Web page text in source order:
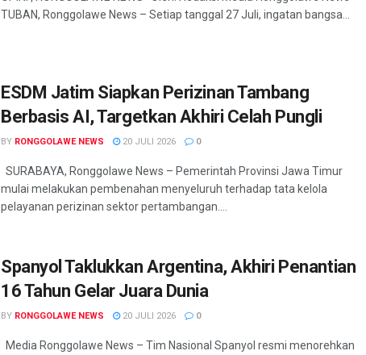
TUBAN, Ronggolawe News – Setiap tanggal 27 Juli, ingatan bangsa...
ESDM Jatim Siapkan Perizinan Tambang
Berbasis AI, Targetkan Akhiri Celah Pungli
BY RONGGOLAWE NEWS 20 JULI 2026 0
SURABAYA, Ronggolawe News – Pemerintah Provinsi Jawa Timur
mulai melakukan pembenahan menyeluruh terhadap tata kelola
pelayanan perizinan sektor pertambangan....
Spanyol Taklukkan Argentina, Akhiri Penantian
16 Tahun Gelar Juara Dunia
BY RONGGOLAWE NEWS 20 JULI 2026 0
Media Ronggolawe News – Tim Nasional Spanyol resmi menorehkan